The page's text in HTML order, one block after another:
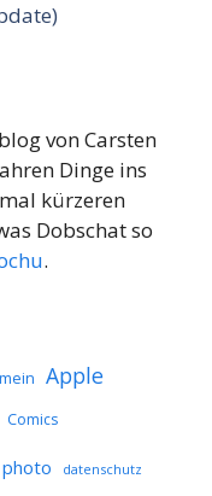
von Carsten
Dinge ins
kürzeren
Dobschat so
.
Apple
Comics
datenschutz